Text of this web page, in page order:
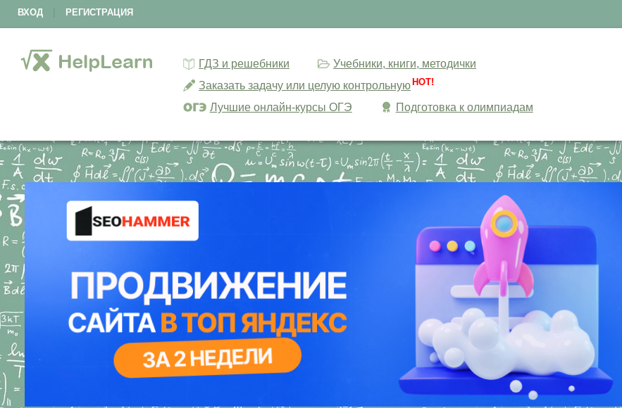
ВХОД РЕГИСТРАЦИЯ
ГДЗ и решебники
Учебники, книги, методички
Заказать задачу или целую контрольную HOT!
Лучшие онлайн-курсы ОГЭ Подготовка к олимпиадам